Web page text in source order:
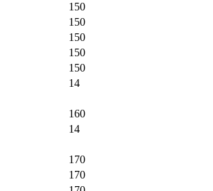
150
150
150
150
150
14
160
14
170
170